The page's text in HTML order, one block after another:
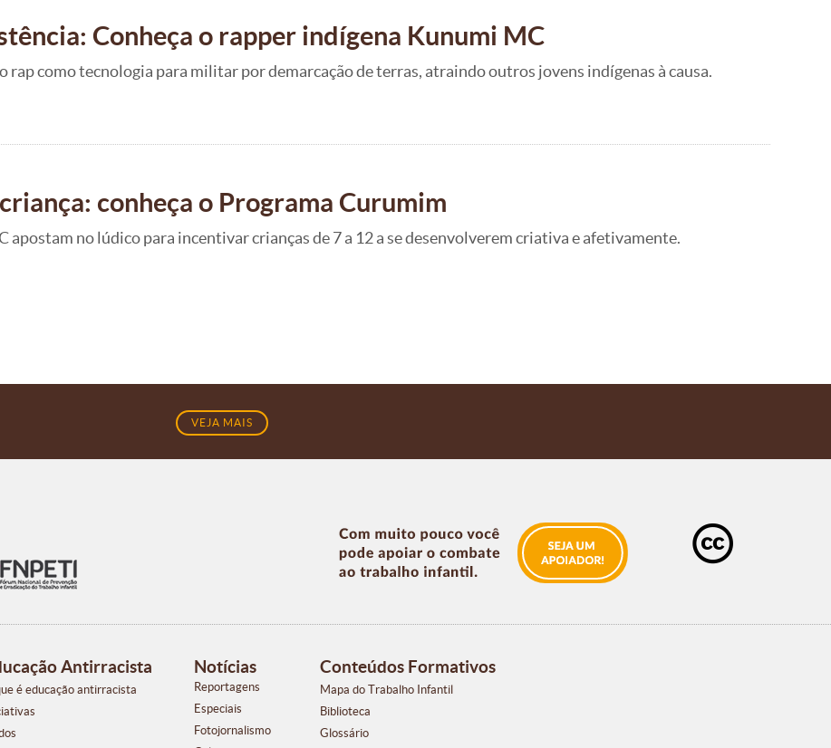
Conheça o rapper indígena Kunumi MC
rap como tecnologia para militar por demarcação de terras, atraindo outros jovens indígenas à causa.
conheça o Programa Curumim
no lúdico para incentivar crianças de 7 a 12 a se desenvolverem criativa e afetivamente.
VEJA MAIS
Antirracista
é educação antirracista
Notícias
Reportagens
Especiais
Fotojornalismo
Conteúdos Formativos
Mapa do Trabalho Infantil
Biblioteca
Glossário